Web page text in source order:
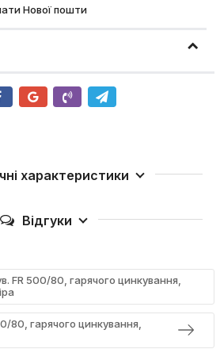
Нової пошти
характеристики
Відгуки
FR 500/80, гарячого цинкування,
80, гарячого цинкування,